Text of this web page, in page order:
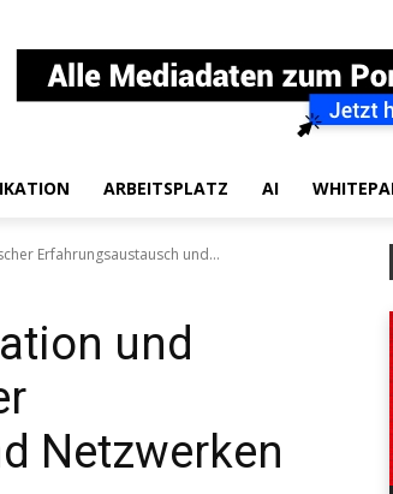
ARBEITSPLATZ AI
Erfahrungsaustausch und...
und
Netzwerken